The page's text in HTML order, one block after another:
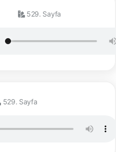
529. Sayfa
529. Sayfa